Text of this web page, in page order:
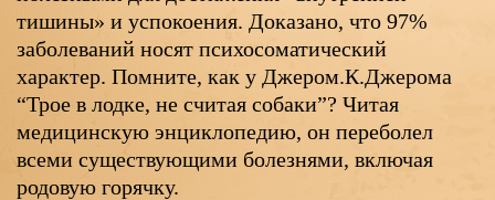
тишины» и успокоения. Доказано, что 97%
заболеваний носят психосоматический
характер. Помните, как у Джером.К.Джерома
“Трое в лодке, не считая собаки”? Читая
медицинскую энциклопедию, он переболел
всеми существующими болезнями, включая
родовую горячку.